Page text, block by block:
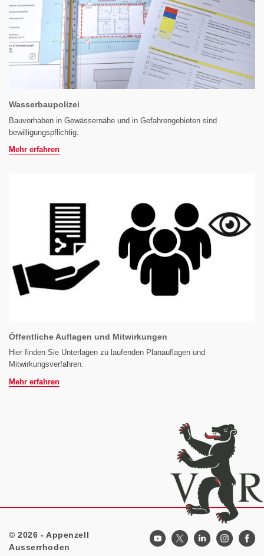
Wasserbaupolizei
Bauvorhaben in Gewässernähe und in Gefahrengebieten sind
bewilligungspflichtig.
Mehr erfahren
Öffentliche Auflagen und Mitwirkungen
Hier finden Sie Unterlagen zu laufenden Planauflagen und
Mitwirkungsverfahren.
Mehr erfahren
Footer
© 2026 - Appenzell
Ausserrhoden